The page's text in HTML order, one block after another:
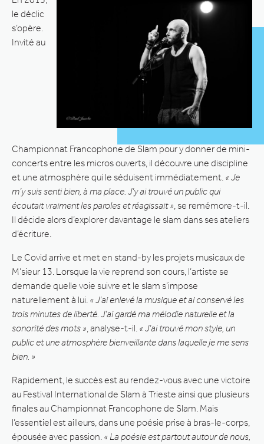
le déclic
s’opère.
Invité au
Championnat Francophone de Slam pour y donner de mini-
concerts entre les micros ouverts, il découvre une discipline
et une atmosphère qui le séduisent immédiatement. « Je
m’y suis senti bien, à ma place. J’y ai trouvé un public qui
écoutait vraiment les paroles et réagissait » , se remémore-t-il.
Il décide alors d’explorer davantage le slam dans ses ateliers
d’écriture.
Le Covid arrive et met en stand-by les projets musicaux de
M’sieur 13. Lorsque la vie reprend son cours, l’artiste se
demande quelle voie suivre et le slam s’impose
naturellement à lui. « J’ai enlevé la musique et ai conservé les
trois minutes de liberté. J’ai gardé ma mélodie naturelle et la
sonorité des mots » , analyse-t-il. « J’ai trouvé mon style, un
public et une atmosphère bienveillante dans laquelle je me sens
bien. »
Rapidement, le succès est au rendez-vous avec une victoire
au Festival International de Slam à Trieste ainsi que plusieurs
finales au Championnat Francophone de Slam. Mais
l’essentiel est ailleurs, dans une poésie prise à bras-le-corps,
épousée avec passion. « La poésie est partout autour de nous,